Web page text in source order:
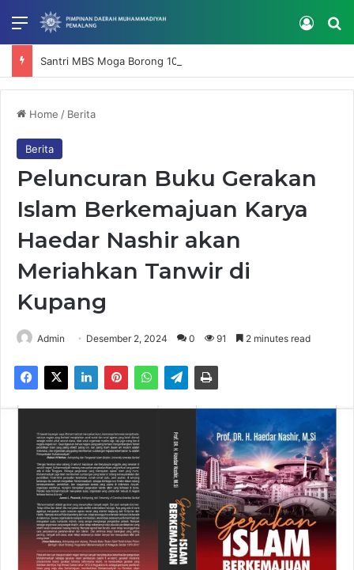
Menu Log In
Home / Berita
Berita
Peluncuran Buku Gerakan
Islam Berkemajuan Karya
Haedar Nashir akan
Meriahkan Tanwir di
Kupang
Admin Desember 2, 2024 0 91 2 minutes read